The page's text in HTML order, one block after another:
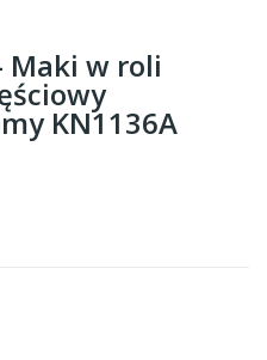
Maki w roli
KN1136A